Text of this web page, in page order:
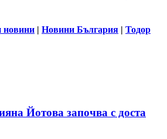
новини | Новини България | Тодор
Йотова започва с доста